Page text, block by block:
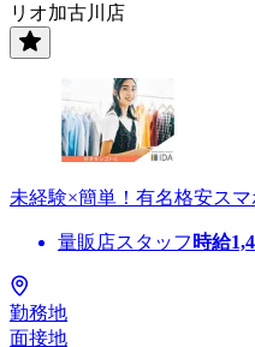
リオ加古川店
未経験×簡単！有名格安ス
量販店スタッフ 時給
勤務地
面接地